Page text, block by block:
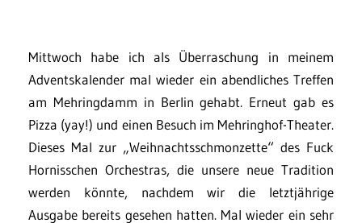
Mittwoch habe ich als Überraschung in meinem
Adventskalender mal wieder ein abendliches Treffen
am Mehringdamm in Berlin gehabt. Erneut gab es
Pizza (yay!) und einen Besuch im Mehringhof-Theater.
Dieses Mal zur „Weihnachtsschmonzette“ des Fuck
Hornisschen Orchestras, die unsere neue Tradition
werden könnte, nachdem wir die letztjährige
Ausgabe bereits gesehen hatten. Mal wieder ein sehr